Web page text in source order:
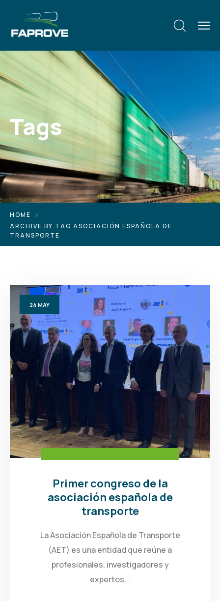
Tags
HOME
ARCHIVE BY TAG ASOCIACIÓN ESPAÑOLA DE
TRANSPORTE
24 MAY
Primer congreso de la
asociación española de
transporte
La Asociación Española de Transporte
(AET) es una entidad que reúne a
profesionales, investigadores y
expertos...